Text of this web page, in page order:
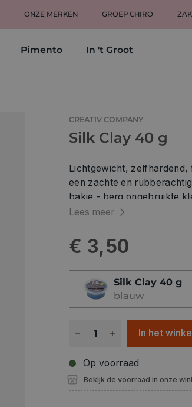
ONZE MERKEN GROEP CHIRO
Pimento In 't Groot
CREATIV COMPANY
Silk Clay 40 g
Lichtgewicht, zelfhardend,
een zachte en rubberachtige
bakje - berg ongebruikte
Lees meer
€ 3,50
Silk Clay 40 g
blauw
In het
Op voorraad
Bekijk de voorraad in onze